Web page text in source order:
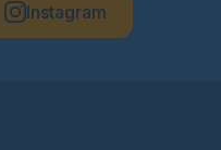
Instagram